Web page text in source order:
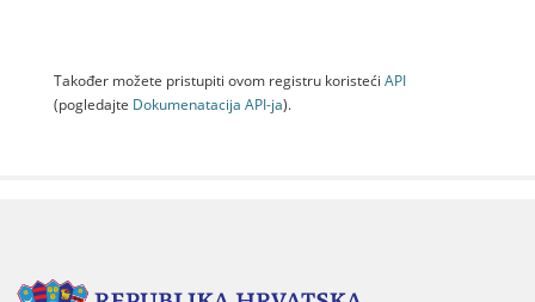
Također možete pristupiti ovom registru koristeći API
(pogledajte Dokumenаtаcijа API-jа).